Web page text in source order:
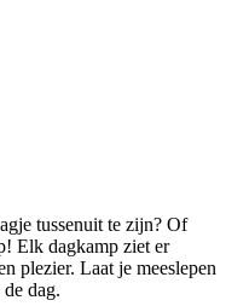
tussenuit te zijn? Of
Elk dagkamp ziet er
plezier. Laat je meeslepen
dag.